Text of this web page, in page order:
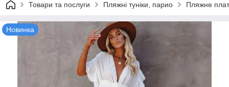
Товари та послуги Пляжні туніки, парио Пляжне
Новинка